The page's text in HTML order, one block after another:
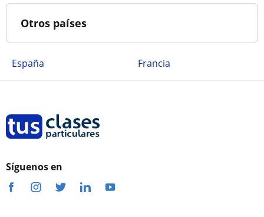
Otros países
España Francia
Síguenos en